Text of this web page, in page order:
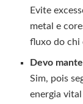
Evite
metal e
fluxo do chi
Devo
Sim, pois
energia vital